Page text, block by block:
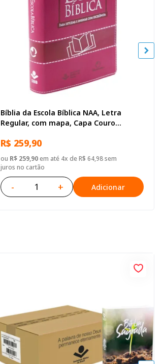
Bíblia da Escola Bíblica NAA, Letra
Regular, com mapa, Capa Couro
R$ 259,90
ou R$ 259,90em até 4x de R$ 64,98 sem
juros no cartão
- + Adicionar